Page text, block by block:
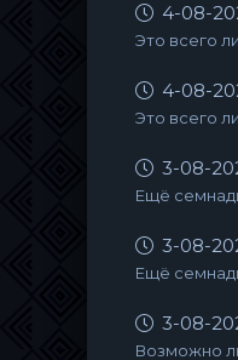
4-08-
Это всего
4-08-
Это всего
3-08-
Ещё
3-08-
Ещё
3-08-
Возможно